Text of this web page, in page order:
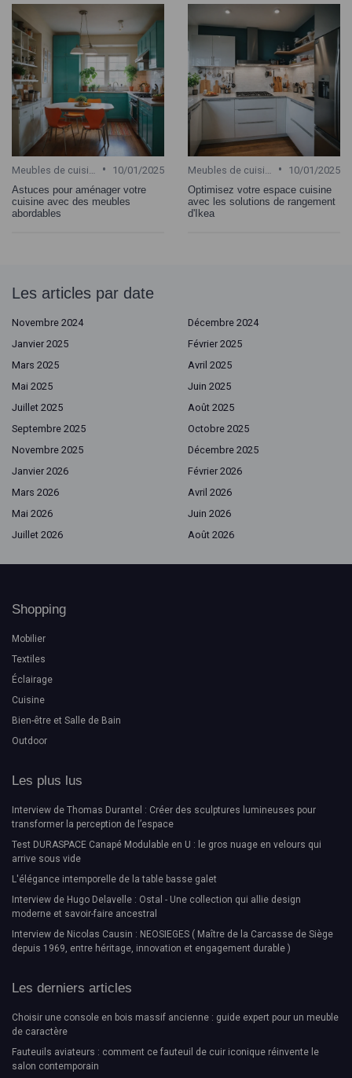
•
10/01/2025
Astuces pour aménager votre
cuisine avec des meubles
abordables
•
10/01/2025
Optimisez votre espace cuisine
avec les solutions de rangement
d'Ikea
Les articles par date
Novembre 2024
Décembre 2024
Janvier 2025
Février 2025
Mars 2025
Avril 2025
Mai 2025
Juin 2025
Juillet 2025
Août 2025
Septembre 2025
Octobre 2025
Novembre 2025
Décembre 2025
Janvier 2026
Février 2026
Mars 2026
Avril 2026
Mai 2026
Juin 2026
Juillet 2026
Août 2026
Shopping
Mobilier
Textiles
Éclairage
Cuisine
Bien-être et Salle de Bain
Outdoor
Les plus lus
Interview de Thomas Durantel : Créer des sculptures lumineuses pour
transformer la perception de l’espace
Test DURASPACE Canapé Modulable en U : le gros nuage en velours qui
arrive sous vide
L'élégance intemporelle de la table basse galet
Interview de Hugo Delavelle : Ostal - Une collection qui allie design
moderne et savoir-faire ancestral
Interview de Nicolas Causin : NEOSIEGES ( Maître de la Carcasse de Siège
depuis 1969, entre héritage, innovation et engagement durable )
Les derniers articles
Choisir une console en bois massif ancienne : guide expert pour un meuble
de caractère
Fauteuils aviateurs : comment ce fauteuil de cuir iconique réinvente le
salon contemporain